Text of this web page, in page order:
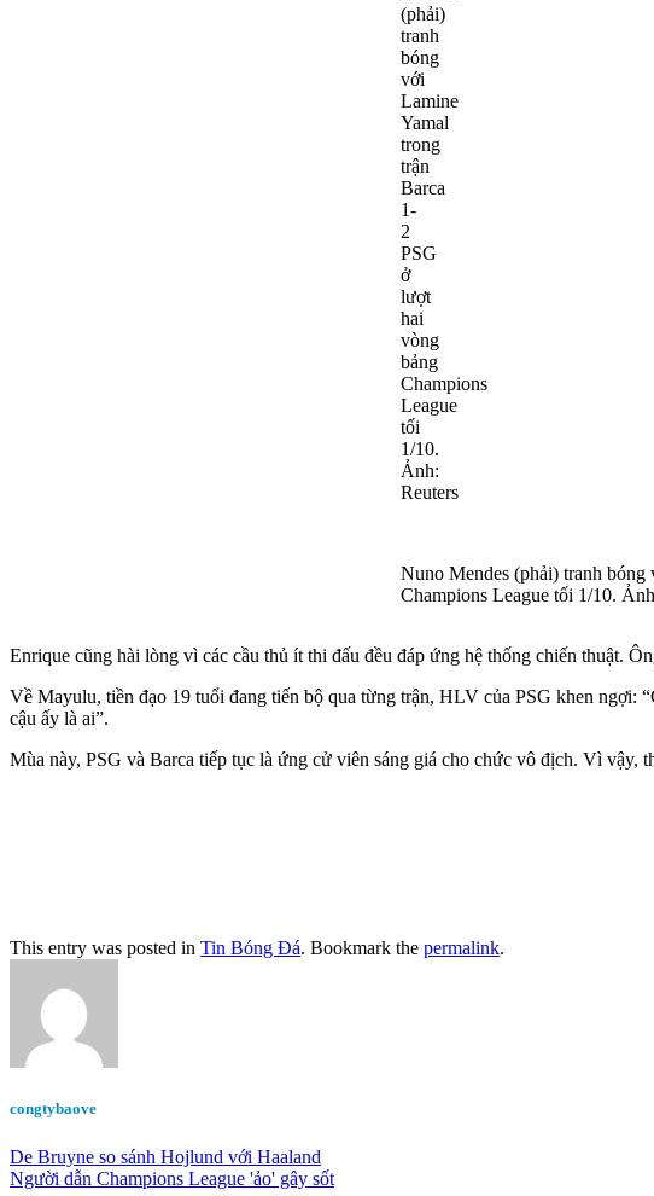
Nuno Mendes (phải) tranh
Champions League tối 1/10.
Enrique cũng hài lòng vì các cầu thủ ít thi đấu đều đáp ứng hệ thống chiến thuật.
Về Mayulu, tiền đạo 19 tuổi đang tiến bộ qua từng trận, HLV của PSG khen ngợi:
cậu ấy là ai”.
Mùa này, PSG và Barca tiếp tục là ứng cử viên sáng giá cho chức vô địch. Vì vậy,
This entry was posted in Tin Bóng Đá. Bookmark the permalink.
congtybaove
De Bruyne so sánh Hojlund với Haaland
Người dẫn Champions League 'ảo' gây sốt